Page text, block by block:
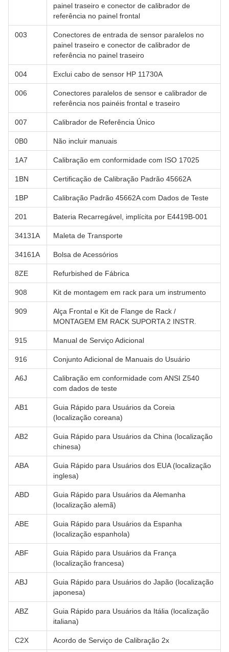
painel traseiro e conector de calibrador de
referência no painel frontal
003
Conectores de entrada de sensor paralelos no
painel traseiro e conector de calibrador de
referência no painel traseiro
004 Exclui cabo de sensor HP 11730A
006
Conectores paralelos de sensor e calibrador de
referência nos painéis frontal e traseiro
007 Calibrador de Referência Único
0B0 Não incluir manuais
1A7 Calibração em conformidade com ISO 17025
1BN Certificação de Calibração Padrão 45662A
1BP Calibração Padrão 45662A com Dados de Teste
201 Bateria Recarregável, implícita por E4419B-001
34131A Maleta de Transporte
34161A Bolsa de Acessórios
8ZE Refurbished de Fábrica
908 Kit de montagem em rack para um instrumento
909
Alça Frontal e Kit de Flange de Rack /
MONTAGEM EM RACK SUPORTA 2 INSTR.
915 Manual de Serviço Adicional
916 Conjunto Adicional de Manuais do Usuário
A6J
Calibração em conformidade com ANSI Z540
com dados de teste
AB1
Guia Rápido para Usuários da Coreia
(localização coreana)
AB2
Guia Rápido para Usuários da China (localização
chinesa)
ABA
Guia Rápido para Usuários dos EUA (localização
inglesa)
ABD
Guia Rápido para Usuários da Alemanha
(localização alemã)
ABE
Guia Rápido para Usuários da Espanha
(localização espanhola)
ABF
Guia Rápido para Usuários da França
(localização francesa)
ABJ
Guia Rápido para Usuários do Japão (localização
japonesa)
ABZ
Guia Rápido para Usuários da Itália (localização
italiana)
C2X Acordo de Serviço de Calibração 2x